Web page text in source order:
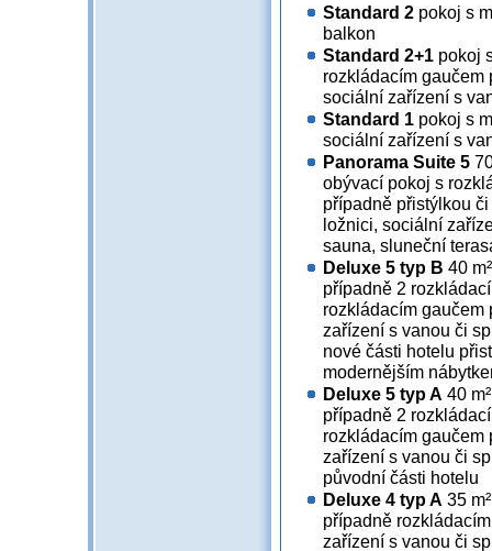
Standard 2 pokoj s
balkon
Standard 2+1 pokoj
rozkládacím gaučem
sociální zařízení s
Standard 1 pokoj s
sociální zařízení s
Panorama Suite 5
obývací pokoj s
případně přistýlkou
ložnici, sociální
sauna, sluneční
Deluxe 5 typ B 40
případně 2
rozkládacím gaučem
zařízení s vanou či
nové části hotelu
modernějším
Deluxe 5 typ A 40
případně 2
rozkládacím gaučem
zařízení s vanou či
původní části hotelu
Deluxe 4 typ A 35
případně
zařízení s vanou či